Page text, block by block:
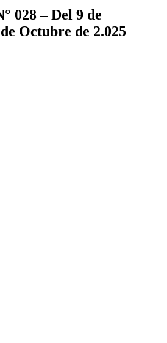
028 – Del 9 de
Octubre de 2.025